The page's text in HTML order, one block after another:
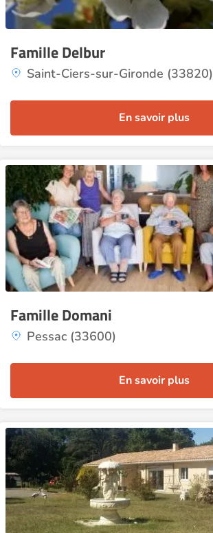
Famille Delbur
Saint-Ciers-sur-Gironde (33820)
En savoir plus
Famille Domani
Pessac (33600)
En savoir plus